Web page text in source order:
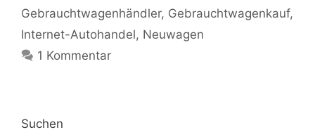
Gebrauchtwagenhändler, Gebrauchtwagenkauf,
Internet-Autohandel, Neuwagen
1 Kommentar
Suchen